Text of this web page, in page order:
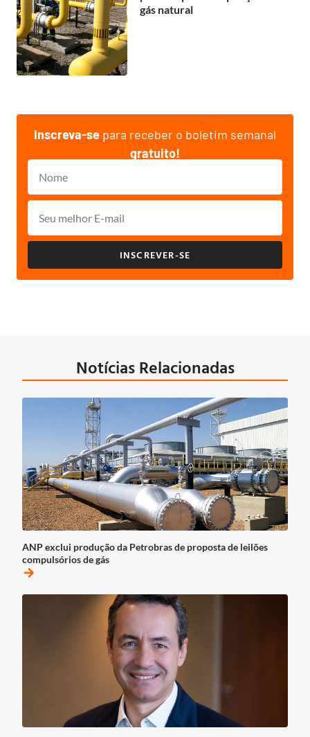
gás natural
Inscreva-se para receber o boletim semanal
gratuito!
INSCREVER-SE
Notícias Relacionadas
ANP exclui produção da Petrobras de proposta de leilões
compulsórios de gás
arrow_forward